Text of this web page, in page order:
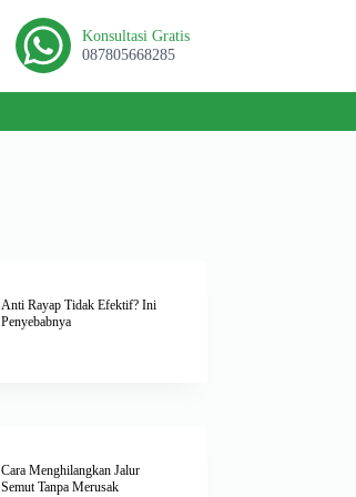
Konsultasi Gratis
087805668285
Anti Rayap Tidak Efektif? Ini
Penyebabnya
Cara Menghilangkan Jalur
Semut Tanpa Merusak